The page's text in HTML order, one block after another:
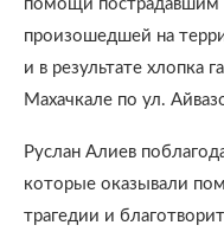
помощи пострадавшим
произошедшей на
и в результате хлопка
Махачкале по ул.
Руслан Алиев
которые оказывали
трагедии и